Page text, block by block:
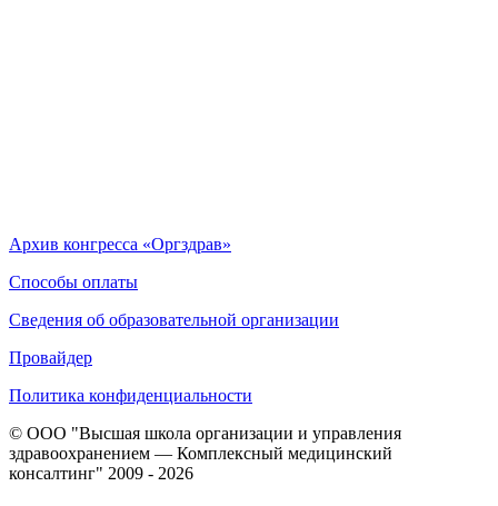
Архив конгресса «Оргздрав»
Способы оплаты
Сведения об образовательной организации
Провайдер
Политика конфиденциальности
© ООО "Высшая школа организации и управления
здравоохранением — Комплексный медицинский
консалтинг" 2009 - 2026